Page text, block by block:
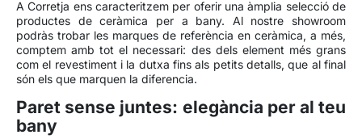
A Corretja ens caracteritzem per oferir una àmplia selecció de
productes de ceràmica per a bany. Al nostre showroom
podràs trobar les marques de referència en ceràmica, a més,
comptem amb tot el necessari: des dels element més grans
com el revestiment i la dutxa fins als petits detalls, que al final
són els que marquen la diferencia.
Paret sense juntes: elegància per al teu
bany